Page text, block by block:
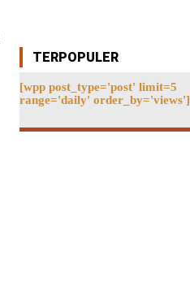
TERPOPULER
[wpp post_type='post' limit=5
range='daily' order_by='views']